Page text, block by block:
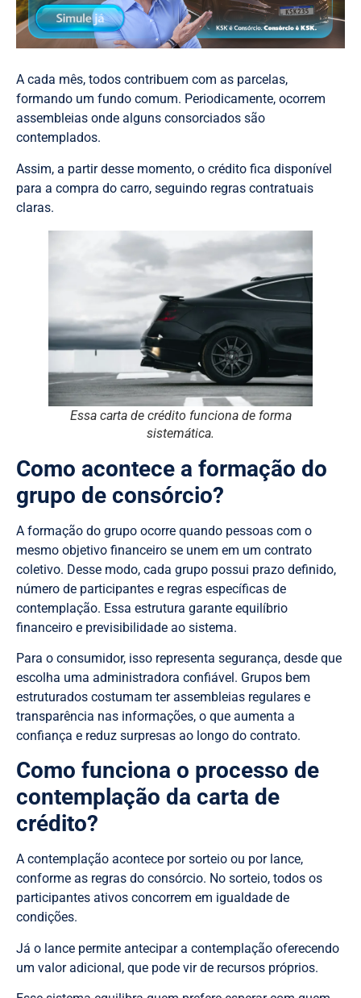
A cada mês, todos contribuem com as parcelas,
formando um fundo comum. Periodicamente, ocorrem
assembleias onde alguns consorciados são
contemplados.
Assim, a partir desse momento, o crédito fica disponível
para a compra do carro, seguindo regras contratuais
claras.
Essa carta de crédito funciona de forma
sistemática.
Como acontece a formação do
grupo de consórcio?
A formação do grupo ocorre quando pessoas com o
mesmo objetivo financeiro se unem em um contrato
coletivo. Desse modo, cada grupo possui prazo definido,
número de participantes e regras específicas de
contemplação. Essa estrutura garante equilíbrio
financeiro e previsibilidade ao sistema.
Para o consumidor, isso representa segurança, desde que
escolha uma administradora confiável. Grupos bem
estruturados costumam ter assembleias regulares e
transparência nas informações, o que aumenta a
confiança e reduz surpresas ao longo do contrato.
Como funciona o processo de
contemplação da carta de
crédito?
A contemplação acontece por sorteio ou por lance,
conforme as regras do consórcio. No sorteio, todos os
participantes ativos concorrem em igualdade de
condições.
Já o lance permite antecipar a contemplação oferecendo
um valor adicional, que pode vir de recursos próprios.